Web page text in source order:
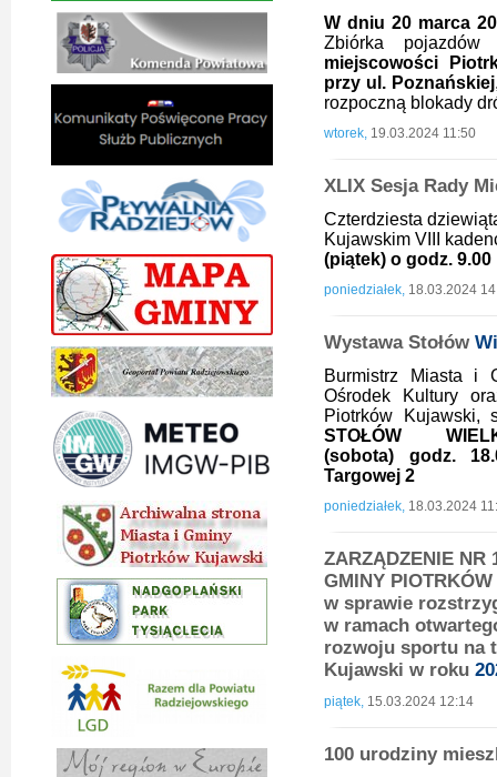
W dniu 20 marca
Zbiórka
miejscowości
przy ul. Poznańskiej
rozpoczną blokady
wtorek, 19.03.2024 11:50
XLIX Sesja Rady
Czterdziesta
Kujawskim VIII
(piątek) o godz. 9.00
poniedziałek, 18.03.2024
Wystawa Stołów
Burmistrz Miasta i
Ośrodek Kultury
Piotrków
STOŁÓW
(sobota) godz.
Targowej 2
poniedziałek, 18.03.2024
ZARZĄDZENIE NR
GMINY
w sprawie
w ramach
rozwoju sportu na
Kujawski w roku
piątek, 15.03.2024 12:14
100 urodziny